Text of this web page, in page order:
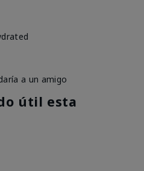
a un amigo
útil esta